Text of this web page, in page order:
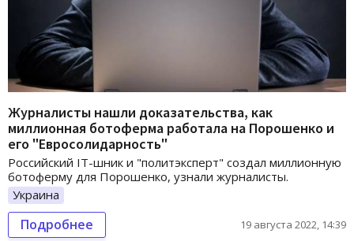
Журналисты нашли доказательства, как
миллионная ботоферма работала на Порошенко и
его "Евросолидарность"
Российский IT-шник и "политэксперт" создал миллионную
ботоферму для Порошенко, узнали журналисты.
Украина
Подробнее 19 августа 2022, 14:39